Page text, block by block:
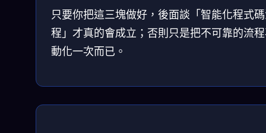
只要你把這三塊做好，後面談「智能化程式
程」才真的會成立；否則只是把不可靠的流
動化一次而已。